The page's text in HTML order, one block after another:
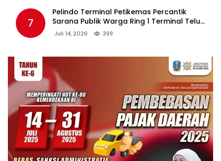
7
Pelindo Terminal Petikemas Percantik
Sarana Publik Warga Ring 1 Terminal Teluk
Lamong Lewat Program TJSL
Juli 14, 2026 399